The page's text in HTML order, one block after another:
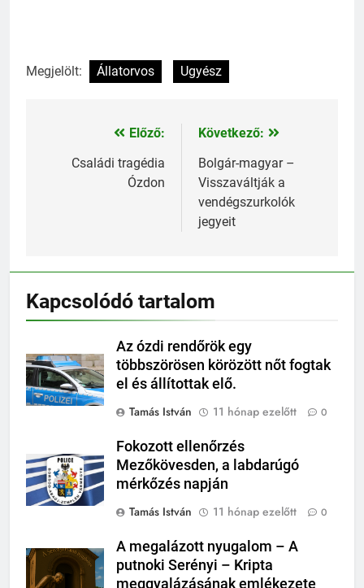
Megjelölt: Állatorvos Ugyész
Bejegyzés
navigáció
Előző:
Családi tragédia
Ózdon
Következő:
Bolgár-magyar –
Visszaváltják a
vendégszurkolók
jegyeit
Kapcsolódó tartalom
Az ózdi rendőrök egy
többszörösen körözött nőt fogtak
el és állítottak elő.
Tamás István
11 hónap ezelőtt 0
Fokozott ellenőrzés
Mezőkövesden, a labdarúgó
mérkőzés napján
Tamás István
11 hónap ezelőtt 0
A megalázott nyugalom – A
putnoki Serényi – Kripta
meggyalázásának emlékezete